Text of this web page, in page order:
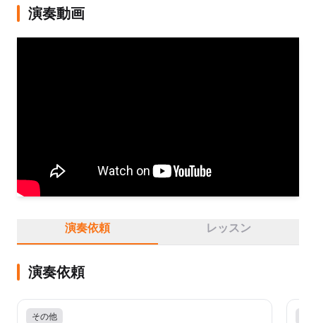
ージシャンとして演奏したり、劇音楽作曲を担当したりなど、
劇伴に多く携わっている。また、自身の音楽プロジェクト
KUMARAでの活動で、ジャズ・ポップスを中心にライブバーな
演奏動画
演奏依頼 レッスン
演奏依頼
その他